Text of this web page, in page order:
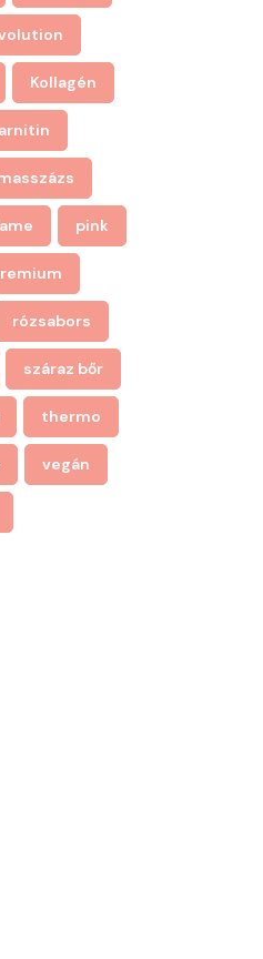
Kollagén
pink
rózsabors
száraz bőr
thermo
vegán